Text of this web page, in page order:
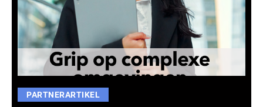
PARTNERARTIKEL